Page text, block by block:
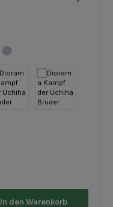
In den Warenkorb